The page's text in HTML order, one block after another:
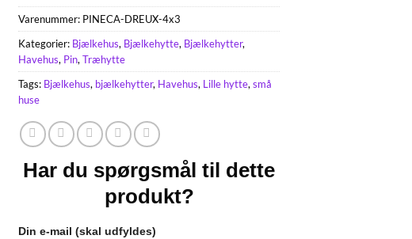
Varenummer: PINECA-DREUX-4x3
Kategorier: Bjælkehus, Bjælkehytte, Bjælkehytter,
Havehus, Pin, Træhytte
Tags: Bjælkehus, bjælkehytter, Havehus, Lille hytte, små
huse
Har du spørgsmål til dette
produkt?
Din e-mail (skal udfyldes)